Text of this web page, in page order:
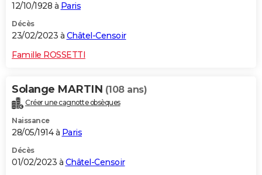
12/10/1928 à Paris
Décès
23/02/2023 à Châtel-Censoir
Famille ROSSETTI
Solange MARTIN (108 ans)
Créer une cagnotte obsèques
Naissance
28/05/1914 à Paris
Décès
01/02/2023 à Châtel-Censoir